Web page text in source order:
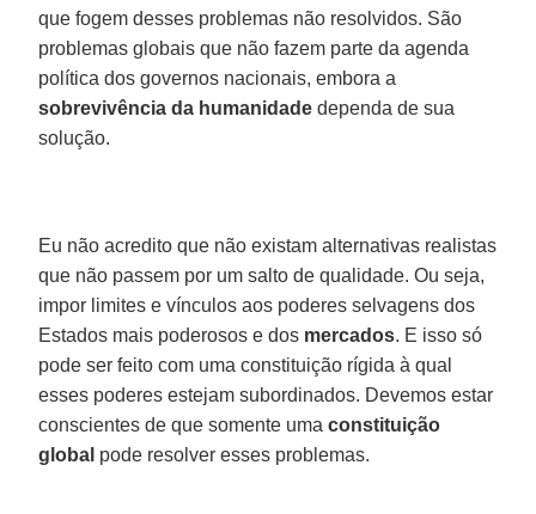
que fogem desses problemas não resolvidos. São
problemas globais que não fazem parte da agenda
política dos governos nacionais, embora a
sobrevivência da humanidade dependa de sua
solução.
Eu não acredito que não existam alternativas realistas
que não passem por um salto de qualidade. Ou seja,
impor limites e vínculos aos poderes selvagens dos
Estados mais poderosos e dos mercados. E isso só
pode ser feito com uma constituição rígida à qual
esses poderes estejam subordinados. Devemos estar
conscientes de que somente umaconstituição
global pode resolver esses problemas.